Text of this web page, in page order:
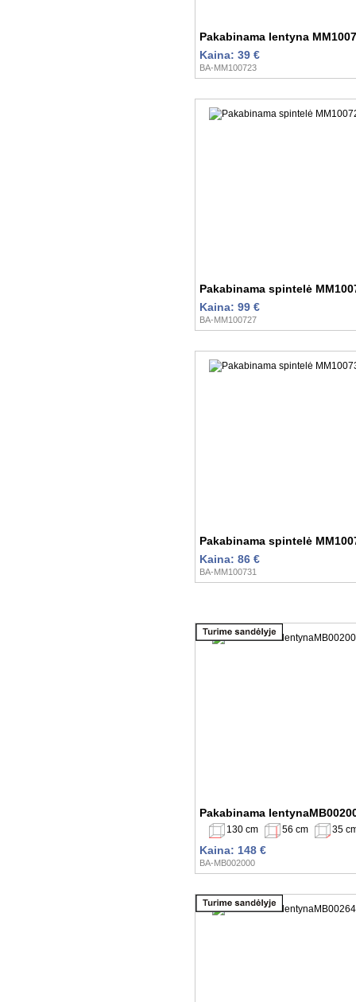
Pakabinama lentyna
Kaina: 39 €
BA-MM100723
Pakabinama spintelė
Kaina: 99 €
BA-MM100727
Pakabinama spintelė
Kaina: 86 €
BA-MM100731
Pakabinama
130 cm 56 cm 35
Kaina: 148 €
BA-MB002000